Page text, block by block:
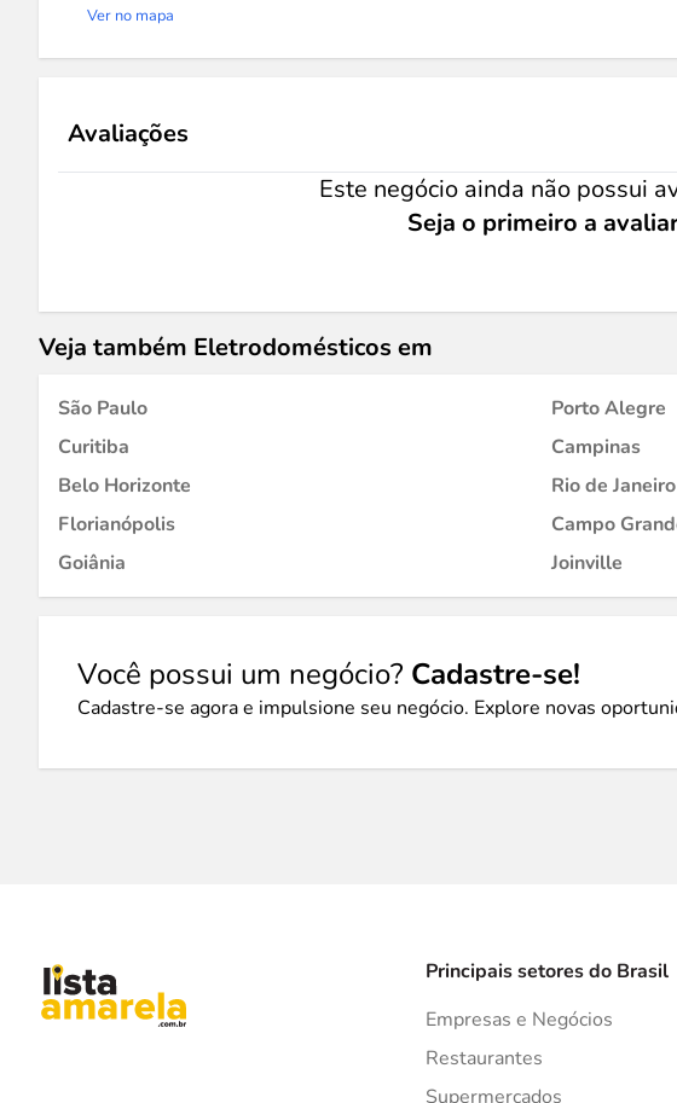
Ver no mapa
Avaliações
Este negócio ainda não possui
Seja o primeiro a
Veja também Eletrodomésticos em
São Paulo
Porto Alegre
Curitiba
Campinas
Belo Horizonte
Rio de Janeiro
Florianópolis
Campo
Goiânia
Joinville
Você possui um negócio? Cadastre-se!
Cadastre-se agora e impulsione seu negócio. Explore novas
Principais setores do Brasil
Empresas e Negócios
Restaurantes
Supermercados